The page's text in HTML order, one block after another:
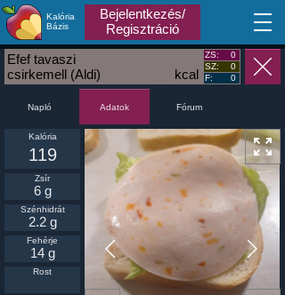
Kalória
Bázis
Bejelentkezés/
Regisztráció
MA
kcal
Efef tavaszi
csirkemell (Aldi)
ZS:
0
SZ:
0
F:
0
Napló Adatok Fórum
Kalória
119
Zsír
6 g
Szénhidrát
2.2 g
Fehérje
14 g
Rost